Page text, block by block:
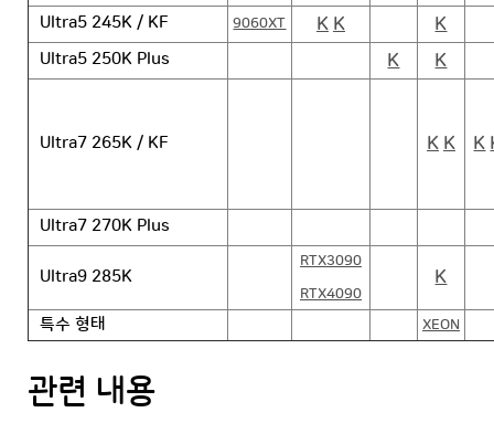
Ultra5 245K / KF
9060XT K K K
Ultra5 250K Plus K K
Ultra7 265K / KF K K K
Ultra7 270K Plus
Ultra9 285K
RTX3090
RTX4090
K
특수 형태 XEON
관련 내용